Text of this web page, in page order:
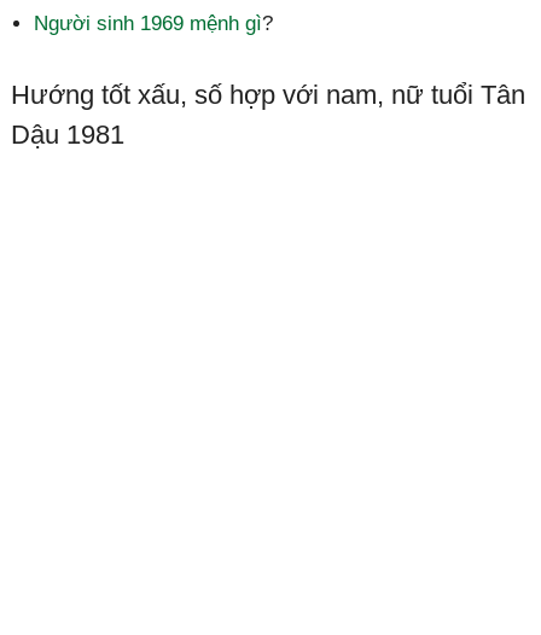
Người sinh 1969 mệnh gì?
Hướng tốt xấu, số hợp với nam, nữ tuổi Tân
Dậu 1981